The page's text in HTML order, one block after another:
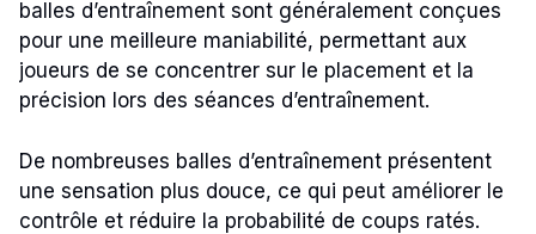
balles d’entraînement sont généralement conçues
pour une meilleure maniabilité, permettant aux
joueurs de se concentrer sur le placement et la
précision lors des séances d’entraînement.
De nombreuses balles d’entraînement présentent
une sensation plus douce, ce qui peut améliorer le
contrôle et réduire la probabilité de coups ratés.